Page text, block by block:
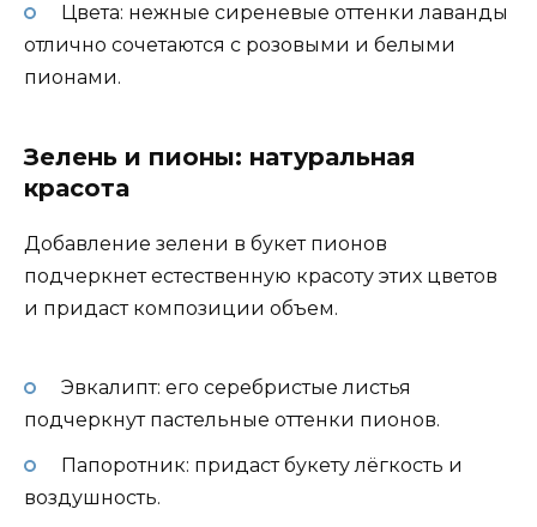
Цвета: нежные сиреневые оттенки лаванды
отлично сочетаются с розовыми и белыми
пионами.
Зелень и пионы: натуральная
красота
Добавление зелени в букет пионов
подчеркнет естественную красоту этих цветов
и придаст композиции объем.
Эвкалипт: его серебристые листья
подчеркнут пастельные оттенки пионов.
Папоротник: придаст букету лёгкость и
воздушность.